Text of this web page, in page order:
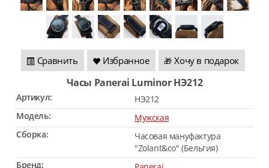
Сравнить Избранное 🎁 Хочу в подарок
Часы Panerai Luminor HЭ212
Артикул:
HЭ212
Модель:
Мужская
Сборка:
Часовая мануфактура
"Zolant&co" (Бельгия)
Бренд: